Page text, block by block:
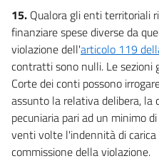
15. Qualora gli enti territoriali
finanziare spese diverse da
violazione dell'articolo 119
contratti sono nulli. Le sezioni
Corte dei conti possono
assunto la relativa delibera, la
pecuniaria pari ad un minimo
venti volte l'indennità di
commissione della violazione.